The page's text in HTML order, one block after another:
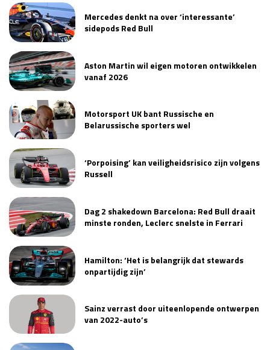
Mercedes denkt na over ‘interessante’
sidepods Red Bull
Aston Martin wil eigen motoren ontwikkelen
vanaf 2026
Motorsport UK bant Russische en
Belarussische sporters wel
‘Porpoising’ kan veiligheidsrisico zijn volgens
Russell
Dag 2 shakedown Barcelona: Red Bull draait
minste ronden, Leclerc snelste in Ferrari
Hamilton: ‘Het is belangrijk dat stewards
onpartijdig zijn’
Sainz verrast door uiteenlopende ontwerpen
van 2022-auto’s